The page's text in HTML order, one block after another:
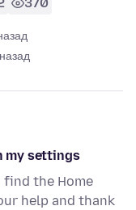
370
my settings
find the Home
help and thank